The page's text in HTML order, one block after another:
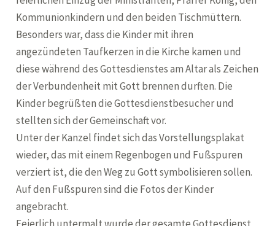
Kommunionkindern und den beiden Tischmüttern.
Besonders war, dass die Kinder mit ihren
angezündeten Taufkerzen in die Kirche kamen und
diese während des Gottesdienstes am Altar als Zeichen
der Verbundenheit mit Gott brennen durften. Die
Kinder begrüßten die Gottesdienstbesucher und
stellten sich der Gemeinschaft vor.
Unter der Kanzel findet sich das Vorstellungsplakat
wieder, das mit einem Regenbogen und Fußspuren
verziert ist, die den Weg zu Gott symbolisieren sollen.
Auf den Fußspuren sind die Fotos der Kinder
angebracht.